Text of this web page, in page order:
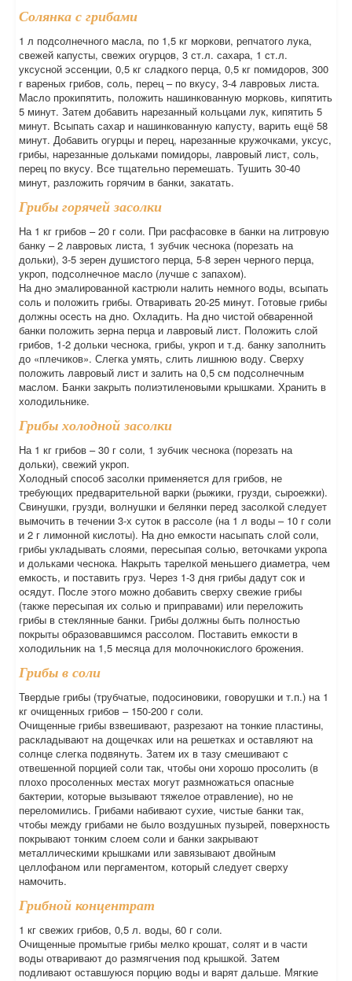
Солянка с грибами
1 л подсолнечного масла, по 1,5 кг моркови, репчатого лука,
свежей капусты, свежих огурцов, 3 ст.л. сахара, 1 ст.л.
уксусной эссенции, 0,5 кг сладкого перца, 0,5 кг помидоров, 300
г вареных грибов, соль, перец – по вкусу, 3-4 лавровых листа.
Масло прокипятить, положить нашинкованную морковь, кипятить
5 минут. Затем добавить нарезанный кольцами лук, кипятить 5
минут. Всыпать сахар и нашинкованную капусту, варить ещё 58
минут. Добавить огурцы и перец, нарезанные кружочками, уксус,
грибы, нарезанные дольками помидоры, лавровый лист, соль,
перец по вкусу. Все тщательно перемешать. Тушить 30-40
минут, разложить горячим в банки, закатать.
Грибы горячей засолки
На 1 кг грибов – 20 г соли. При расфасовке в банки на литровую
банку – 2 лавровых листа, 1 зубчик чеснока (порезать на
дольки), 3-5 зерен душистого перца, 5-8 зерен черного перца,
укроп, подсолнечное масло (лучше с запахом).
На дно эмалированной кастрюли налить немного воды, всыпать
соль и положить грибы. Отваривать 20-25 минут. Готовые грибы
должны осесть на дно. Охладить. На дно чистой обваренной
банки положить зерна перца и лавровый лист. Положить слой
грибов, 1-2 дольки чеснока, грибы, укроп и т.д. банку заполнить
до «плечиков». Слегка умять, слить лишнюю воду. Сверху
положить лавровый лист и залить на 0,5 см подсолнечным
маслом. Банки закрыть полиэтиленовыми крышками. Хранить в
холодильнике.
Грибы холодной засолки
На 1 кг грибов – 30 г соли, 1 зубчик чеснока (порезать на
дольки), свежий укроп.
Холодный способ засолки применяется для грибов, не
требующих предварительной варки (рыжики, грузди, сыроежки).
Свинушки, грузди, волнушки и белянки перед засолкой следует
вымочить в течении 3-х суток в рассоле (на 1 л воды – 10 г соли
и 2 г лимонной кислоты). На дно емкости насыпать слой соли,
грибы укладывать слоями, пересыпая солью, веточками укропа
и дольками чеснока. Накрыть тарелкой меньшего диаметра, чем
емкость, и поставить груз. Через 1-3 дня грибы дадут сок и
осядут. После этого можно добавить сверху свежие грибы
(также пересыпая их солью и приправами) или переложить
грибы в стеклянные банки. Грибы должны быть полностью
покрыты образовавшимся рассолом. Поставить емкости в
холодильник на 1,5 месяца для молочнокислого брожения.
Грибы в соли
Твердые грибы (трубчатые, подосиновики, говорушки и т.п.) на 1
кг очищенных грибов – 150-200 г соли.
Очищенные грибы взвешивают, разрезают на тонкие пластины,
раскладывают на дощечках или на решетках и оставляют на
солнце слегка подвянуть. Затем их в тазу смешивают с
отвешенной порцией соли так, чтобы они хорошо просолить (в
плохо просоленных местах могут размножаться опасные
бактерии, которые вызывают тяжелое отравление), но не
переломились. Грибами набивают сухие, чистые банки так,
чтобы между грибами не было воздушных пузырей, поверхность
покрывают тонким слоем соли и банки закрывают
металлическими крышками или завязывают двойным
целлофаном или пергаментом, который следует сверху
намочить.
Грибной концентрат
1 кг свежих грибов, 0,5 л. воды, 60 г соли.
Очищенные промытые грибы мелко крошат, солят и в части
воды отваривают до размягчения под крышкой. Затем
подливают оставшуюся порцию воды и варят дальше. Мягкие